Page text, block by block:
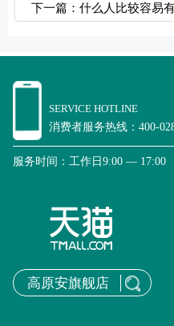
下一篇：什么人比较容易
SERVICE HOTLINE
消费者服务热线：400-
服务时间：工作日9:00 — 17:00
高原安旗舰店